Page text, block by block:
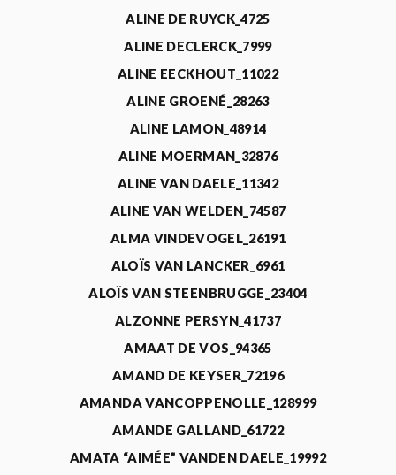
ALINE DE RUYCK_4725
ALINE DECLERCK_7999
ALINE EECKHOUT_11022
ALINE GROENÉ_28263
ALINE LAMON_48914
ALINE MOERMAN_32876
ALINE VAN DAELE_11342
ALINE VAN WELDEN_74587
ALMA VINDEVOGEL_26191
ALOÏS VAN LANCKER_6961
ALOÏS VAN STEENBRUGGE_23404
ALZONNE PERSYN_41737
AMAAT DE VOS_94365
AMAND DE KEYSER_72196
AMANDA VANCOPPENOLLE_128999
AMANDE GALLAND_61722
AMATA “AIMÉE” VANDEN DAELE_19992